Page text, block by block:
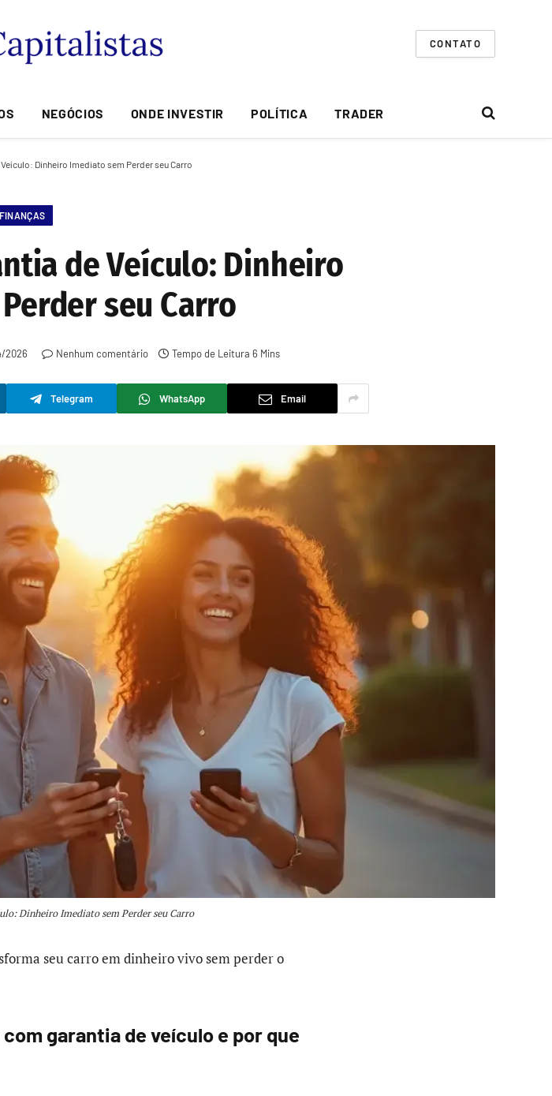
CONTATO
NEGÓCIOS ONDE INVESTIR POLÍTICA TRADER
Dinheiro Imediato sem Perder seu Carro
FINANÇAS
de Veículo: Dinheiro
seu Carro
2026 Nenhum comentário Tempo de Leitura 6 Mins
Telegram WhatsApp Email
Dinheiro Imediato sem Perder seu Carro
seu carro em dinheiro vivo sem perder o
garantia de veículo e por que